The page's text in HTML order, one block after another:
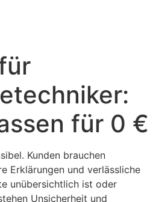
für 0 €
Kunden brauchen
Erklärungen und verlässliche
unübersichtlich ist oder
Unsicherheit und